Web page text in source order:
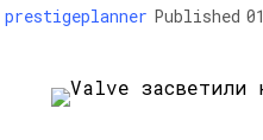
prestigeplanner Published